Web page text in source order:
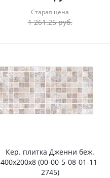
Старая цена
1 261.25руб.
Кер. плитка Дженни беж.
400х200х8 (00-00-5-08-01-11-
2745)